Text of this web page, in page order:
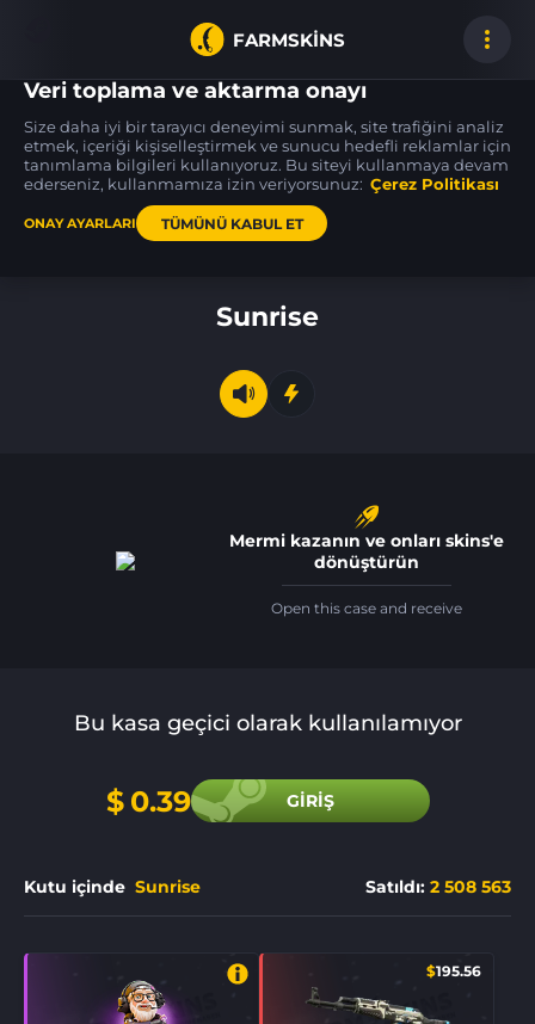
FARMSKINS
Glock-18
Oxide Blaze MW
★ Bowie Knife
Bright Water WW
★ Falchion Knife
Autotronic
Sunrise
Mermi kazanın ve onları skins'e
dönüştürün
Open this case and receive
Bu kasa geçici olarak kullanılamıyor
$ 0.39 GIRIŞ
Kutu içinde Sunrise Satıldı: 2 508 563
$195.56
Veri toplama ve aktarma onayı
Size daha iyi bir tarayıcı deneyimi sunmak, site trafiğini analiz
etmek, içeriği kişiselleştirmek ve sunucu hedefli reklamlar için
tanımlama bilgileri kullanıyoruz. Bu siteyi kullanmaya devam
ederseniz, kullanmamıza izin veriyorsunuz: Çerez Politikası
ONAY AYARLARI TÜMÜNÜ KABUL ET